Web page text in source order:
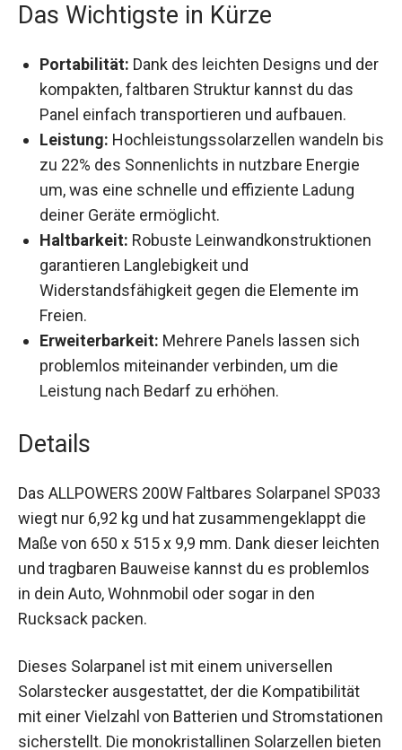
Das Wichtigste in Kürze
Portabilität: Dank des leichten Designs und der
kompakten, faltbaren Struktur kannst du das
Panel einfach transportieren und aufbauen.
Leistung: Hochleistungssolarzellen wandeln bis
zu 22% des Sonnenlichts in nutzbare Energie
um, was eine schnelle und effiziente Ladung
deiner Geräte ermöglicht.
Haltbarkeit: Robuste Leinwandkonstruktionen
garantieren Langlebigkeit und
Widerstandsfähigkeit gegen die Elemente im
Freien.
Erweiterbarkeit: Mehrere Panels lassen sich
problemlos miteinander verbinden, um die
Leistung nach Bedarf zu erhöhen.
Details
Das ALLPOWERS 200W Faltbares Solarpanel SP033
wiegt nur 6,92 kg und hat zusammengeklappt die
Maße von 650 x 515 x 9,9 mm. Dank dieser leichten
und tragbaren Bauweise kannst du es problemlos
in dein Auto, Wohnmobil oder sogar in den
Rucksack packen.
Dieses Solarpanel ist mit einem universellen
Solarstecker ausgestattet, der die Kompatibilität
mit einer Vielzahl von Batterien und Stromstationen
sicherstellt. Die monokristallinen Solarzellen bieten